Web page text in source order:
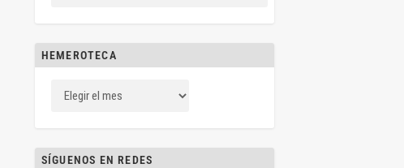
HEMEROTECA
SÍGUENOS EN REDES